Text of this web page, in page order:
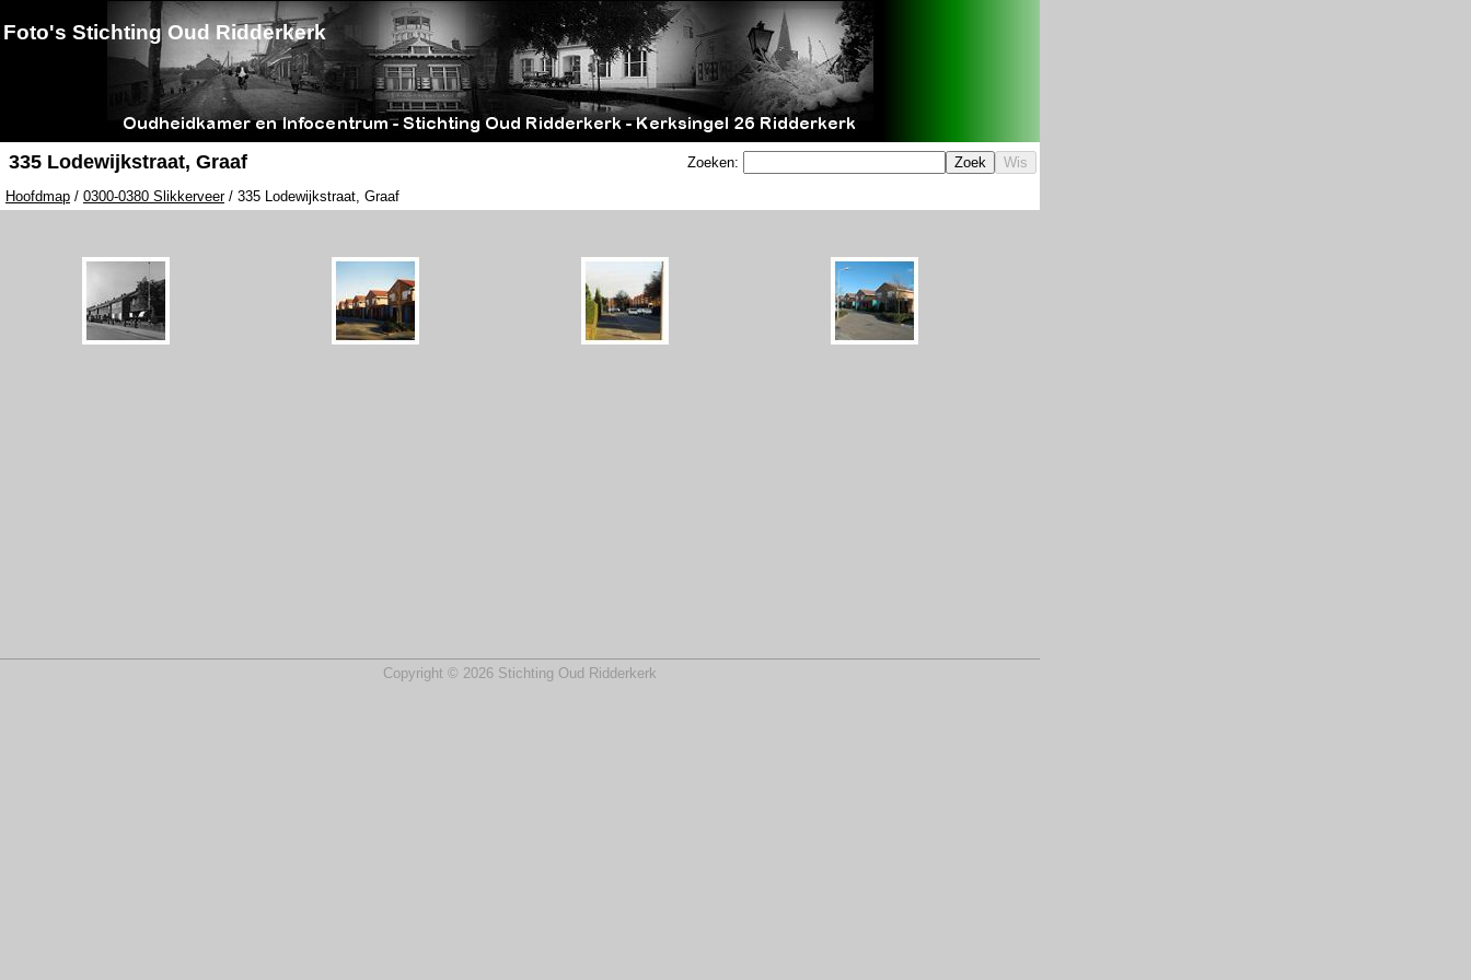
Foto's Stichting Oud Ridderkerk
335 Lodewijkstraat, Graaf Zoeken:
Hoofdmap / 0300-0380 Slikkerveer/ 335 Lodewijkstraat, Graaf
Copyright © 2026 Stichting Oud Ridderkerk